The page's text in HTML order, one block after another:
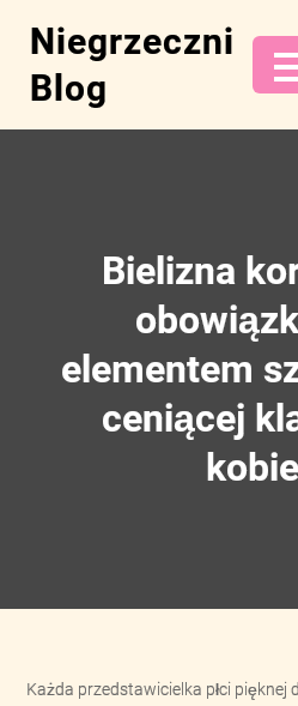
Niegrzeczni
Blog
Bielizna
elementem
ceniącej
Każda przedstawicielka płci pięknej